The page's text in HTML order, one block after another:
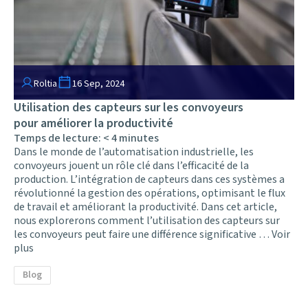
Roltia 16 Sep, 2024
Utilisation des capteurs sur les convoyeurs
pour améliorer la productivité
Temps de lecture: < 4minutes
Dans le monde de l’automatisation industrielle, les
convoyeurs jouent un rôle clé dans l’efficacité de la
production. L’intégration de capteurs dans ces systèmes a
révolutionné la gestion des opérations, optimisant le flux
de travail et améliorant la productivité. Dans cet article,
nous explorerons comment l’utilisation des capteurs sur
les convoyeurs peut faire une différence significative …Voir
plus
Blog